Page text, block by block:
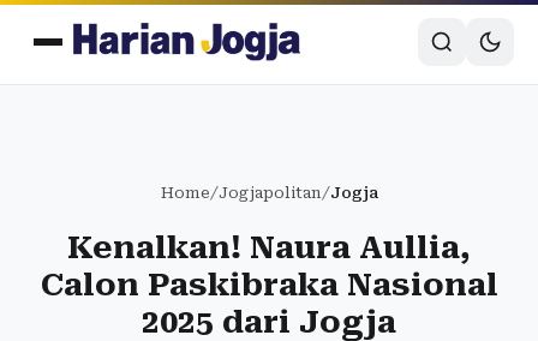
Home/Jogjapolitan/Jogja
Kenalkan! Naura Aullia,
Calon Paskibraka Nasional
2025 dari Jogja